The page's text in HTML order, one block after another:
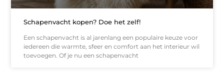
Schapenvacht kopen? Doe het zelf!
Een schapenvacht is al jarenlang een populaire keuze voor
iedereen die warmte, sfeer en comfort aan het interieur wil
toevoegen. Of je nu een schapenvacht